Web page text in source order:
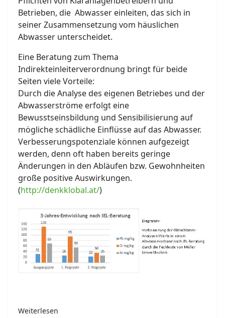
Betrieben, die Abwasser einleiten, das sich in
seiner Zusammensetzung vom häuslichen
Abwasser unterscheidet.
Eine Beratung zum Thema
Indirekteinleiterverordnung bringt für beide
Seiten viele Vorteile:
Durch die Analyse des eigenen Betriebes und der
Abwasserströme erfolgt eine
Bewusstseinsbildung und Sensibilisierung auf
mögliche schädliche Einflüsse auf das Abwasser.
Verbesserungspotenziale können aufgezeigt
werden, denn oft haben bereits geringe
Änderungen in den Abläufen bzw. Gewohnheiten
große positive Auswirkungen.
(http://denkklobal.at/)
Weiterlesen